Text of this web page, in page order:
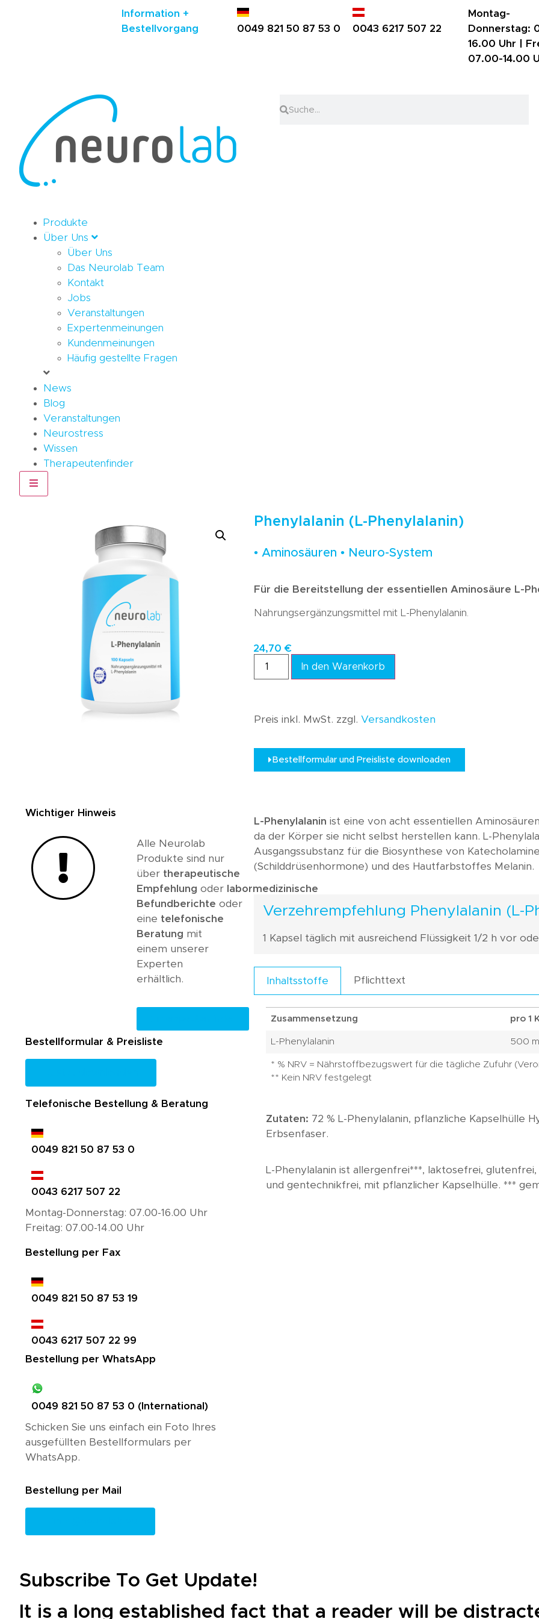
Information +
Bestellvorgang
0049 821 50 87 53 0 0043 6217 507 22
Montag-
Donnerstag:
16.00 Uhr |
07.00-14.00
Produkte
Über Uns
Über Uns
Das Neurolab Team
Kontakt
Jobs
Veranstaltungen
Expertenmeinungen
Kundenmeinungen
Häufig gestellte Fragen
News
Blog
Veranstaltungen
Neurostress
Wissen
Therapeutenfinder
Hamburger Toggle Menu
Phenylalanin (L-Phenylalanin)
• Aminosäuren • Neuro-System
Für die Bereitstellung der essentiellen Aminosäure L-
Nahrungsergänzungsmittel mit L-Phenylalanin.
24,70€
In den Warenkorb
Preis inkl. MwSt. zzgl.Versandkosten
Bestellformular und Preisliste downloaden
Wichtiger Hinweis
Alle Neurolab
Produkte sind nur
über therapeutische
Empfehlungoder labormedizinische
Befundberichteoder
eine telefonische
Beratung mit
einem unserer
Experten
erhältlich.
Bestellformular & Preisliste
Telefonische Bestellung & Beratung
0049 821 50 87 53 0
0043 6217 507 22
Montag-Donnerstag: 07.00-16.00 Uhr
Freitag: 07.00-14.00 Uhr
Bestellung per Fax
0049 821 50 87 53 19
0043 6217 507 22 99
Bestellung per WhatsApp
0049 821 50 87 53 0 (International)
Schicken Sie uns einfach ein Foto Ihres
ausgefüllten Bestellformulars per
WhatsApp.
Bestellung per Mail
L-Phenylalaninist eine von acht essentiellen
da der Körper sie nicht selbst herstellen kann. L-
Ausgangssubstanz für die Biosynthese von
(Schilddrüsenhormone) und des Hautfarbstoffes Melanin.
Verzehrempfehlung Phenylalanin (L-
1 Kapsel täglich mit ausreichend Flüssigkeit 1/2 h vor
Inhaltsstoffe Pflichttext
Zusammensetzung pro 1
L-Phenylalanin 500
* % NRV = Nährstoffbezugswert für die tägliche Zufuhr
** Kein NRV festgelegt
Zutaten: 72 % L-Phenylalanin, pflanzliche Kapselhülle
Erbsenfaser.
L-Phenylalanin ist allergenfrei***, laktosefrei,
und gentechnikfrei, mit pflanzlicher Kapselhülle. ***
Subscribe To Get Update!
It is a long established fact that a reader will be